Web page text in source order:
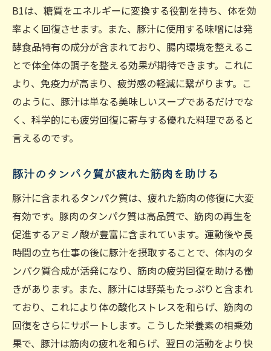
B1は、糖質をエネルギーに変換する役割を持ち、体を効
率よく回復させます。また、豚汁に使用する味噌には発
酵食品特有の成分が含まれており、腸内環境を整えるこ
とで体全体の調子を整える効果が期待できます。これに
より、免疫力が高まり、疲労感の軽減に繋がります。こ
のように、豚汁は単なる美味しいスープであるだけでな
く、科学的にも疲労回復に寄与する優れた料理であると
言えるのです。
豚汁のタンパク質が疲れた筋肉を助ける
豚汁に含まれるタンパク質は、疲れた筋肉の修復に大変
有効です。豚肉のタンパク質は高品質で、筋肉の再生を
促進するアミノ酸が豊富に含まれています。運動後や長
時間の立ち仕事の後に豚汁を摂取することで、体内のタ
ンパク質合成が活発になり、筋肉の疲労回復を助ける働
きがあります。また、豚汁には野菜もたっぷりと含まれ
ており、これにより体の酸化ストレスを和らげ、筋肉の
回復をさらにサポートします。こうした栄養素の相乗効
果で、豚汁は筋肉の疲れを和らげ、翌日の活動をより快